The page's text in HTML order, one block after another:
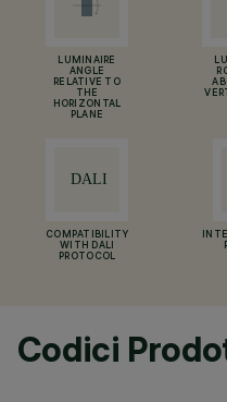
LUMINAIRE
ANGLE
RELATIVE TO
THE
HORIZONTAL
PLANE
COMPATIBILITY
WITH DALI
PROTOCOL
Codici